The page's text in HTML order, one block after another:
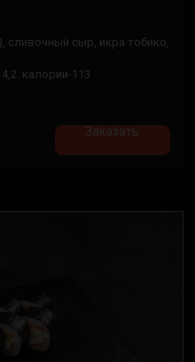
сливочный сыр, икра тобико,
калории-113
Заказать